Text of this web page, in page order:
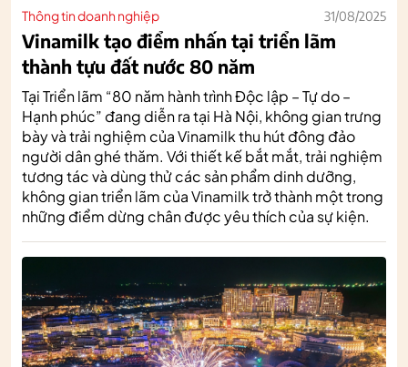
Thông tin doanh nghiệp 31/08/2025
Vinamilk tạo điểm nhấn tại triển lãm
thành tựu đất nước 80 năm
Tại Triển lãm “80 năm hành trình Độc lập – Tự do –
Hạnh phúc” đang diễn ra tại Hà Nội, không gian trưng
bày và trải nghiệm của Vinamilk thu hút đông đảo
người dân ghé thăm. Với thiết kế bắt mắt, trải nghiệm
tương tác và dùng thử các sản phẩm dinh dưỡng,
không gian triển lãm của Vinamilk trở thành một trong
những điểm dừng chân được yêu thích của sự kiện.